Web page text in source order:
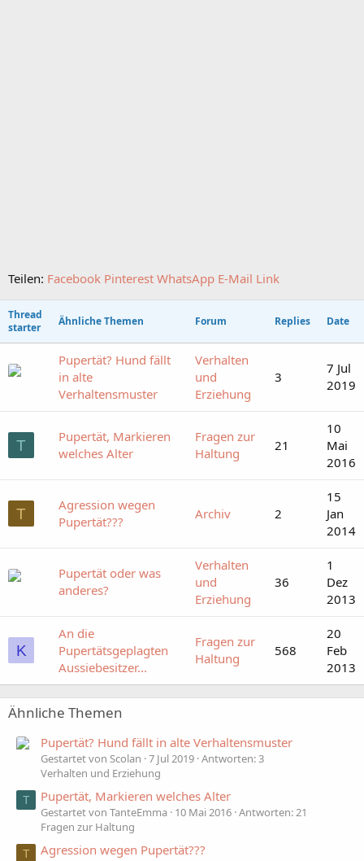
Teilen: Facebook Pinterest WhatsApp E-Mail Link
Thread
starter
Ähnliche Themen Forum Replies Date
Pupertät? Hund fällt
in alte
Verhaltensmuster
Verhalten
und
Erziehung
3
7 Jul
2019
T
Pupertät, Markieren
welches Alter
Fragen zur
Haltung
21
10
Mai
2016
T
Agression wegen
Pupertät???
Archiv 2
15
Jan
2014
Pupertät oder was
anderes?
Verhalten
und
Erziehung
36
1
Dez
2013
K
An die
Pupertätsgeplagten
Aussiebesitzer...
Fragen zur
Haltung
568
20
Feb
2013
Ähnliche Themen
Pupertät? Hund fällt in alte Verhaltensmuster
Gestartet von Scolan 7 Jul 2019 Antworten: 3
Verhalten und Erziehung
T Pupertät, Markieren welches Alter
Gestartet von TanteEmma 10 Mai 2016 Antworten: 21
Fragen zur Haltung
T Agression wegen Pupertät???